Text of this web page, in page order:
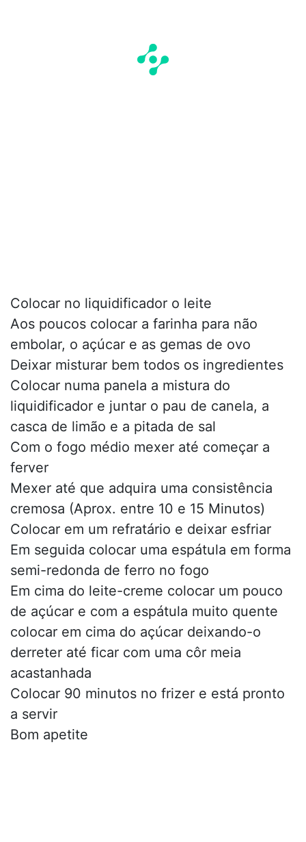
Colocar no liquidificador o leite
Aos poucos colocar a farinha para não
embolar, o açúcar e as gemas de ovo
Deixar misturar bem todos os ingredientes
Colocar numa panela a mistura do
liquidificador e juntar o pau de canela, a
casca de limão e a pitada de sal
Com o fogo médio mexer até começar a
ferver
Mexer até que adquira uma consistência
cremosa (Aprox. entre 10 e 15 Minutos)
Colocar em um refratário e deixar esfriar
Em seguida colocar uma espátula em forma
semi-redonda de ferro no fogo
Em cima do leite-creme colocar um pouco
de açúcar e com a espátula muito quente
colocar em cima do açúcar deixando-o
derreter até ficar com uma côr meia
acastanhada
Colocar 90 minutos no frizer e está pronto
a servir
Bom apetite